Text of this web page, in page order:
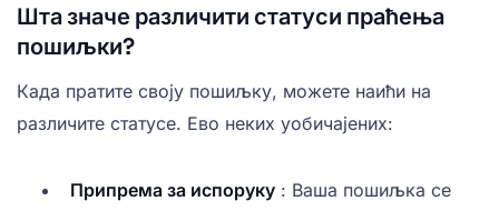
Шта значе различити статуси праћења
пошиљки?
Када пратите своју пошиљку, можете наићи на
различите статусе. Ево неких уобичајених:
Припрема за испоруку : Ваша пошиљка се